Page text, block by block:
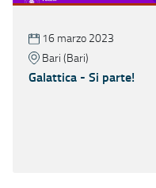
16 marzo 2023
Bari (Bari)
Galattica - Si parte!